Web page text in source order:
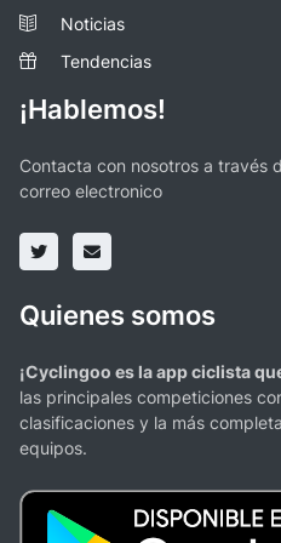
Noticias
Tendencias
¡Hablemos!
Contacta con nosotros a través
correo electronico
Quienes somos
¡Cyclingoo es la app ciclista
las principales competiciones
clasificaciones y la más
equipos.